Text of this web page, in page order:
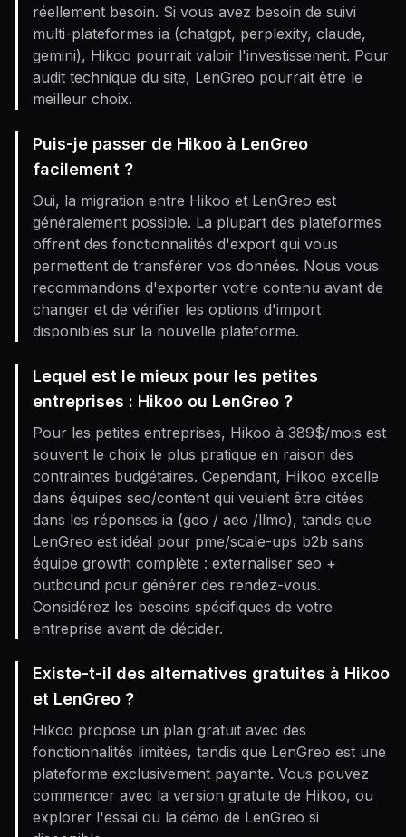
réellement besoin. Si vous avez besoin de suivi
multi-plateformes ia (chatgpt, perplexity, claude,
gemini), Hikoo pourrait valoir l'investissement. Pour
audit technique du site, LenGreo pourrait être le
meilleur choix.
Puis-je passer de Hikoo à LenGreo
facilement ?
Oui, la migration entre Hikoo et LenGreo est
généralement possible. La plupart des plateformes
offrent des fonctionnalités d'export qui vous
permettent de transférer vos données. Nous vous
recommandons d'exporter votre contenu avant de
changer et de vérifier les options d'import
disponibles sur la nouvelle plateforme.
Lequel est le mieux pour les petites
entreprises : Hikoo ou LenGreo ?
Pour les petites entreprises, Hikoo à 389$/mois est
souvent le choix le plus pratique en raison des
contraintes budgétaires. Cependant, Hikoo excelle
dans équipes seo/content qui veulent être citées
dans les réponses ia (geo / aeo /llmo), tandis que
LenGreo est idéal pour pme/scale-ups b2b sans
équipe growth complète : externaliser seo +
outbound pour générer des rendez-vous.
Considérez les besoins spécifiques de votre
entreprise avant de décider.
Existe-t-il des alternatives gratuites à Hikoo
et LenGreo ?
Hikoo propose un plan gratuit avec des
fonctionnalités limitées, tandis que LenGreo est une
plateforme exclusivement payante. Vous pouvez
commencer avec la version gratuite de Hikoo, ou
explorer l'essai ou la démo de LenGreo si